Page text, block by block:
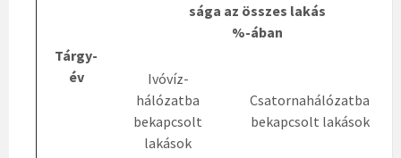
Tárgy-
év
sága az összes lakás
%-ában
Ivóvíz-
hálózatba
bekapcsolt
lakások
Csatornahálózatba
bekapcsolt lakások